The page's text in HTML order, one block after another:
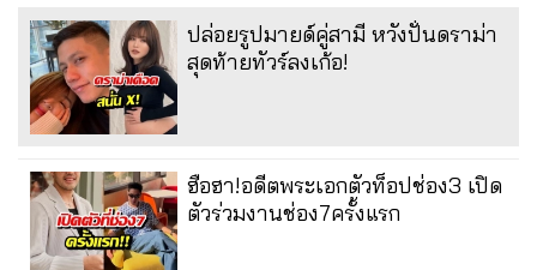
ปล่อยรูปมายด์คู่สามี หวังปั่นดราม่า
สุดท้ายทัวร์ลงเก้อ!
ฮือฮา!อดีตพระเอกตัวท็อปช่อง3 เปิด
ตัวร่วมงานช่อง7ครั้งแรก